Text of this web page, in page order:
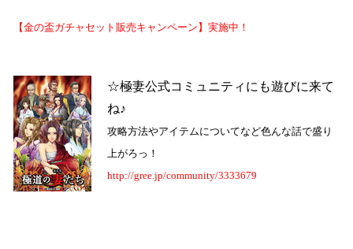
【金の盃ガチャセット販売キャンペーン 】 実施中！
☆極妻公式コミュニティにも遊びに来て
ね♪
攻略方法やアイテムについてなど色んな話で盛り
上がろっ！
http://gree.jp/community/3333679